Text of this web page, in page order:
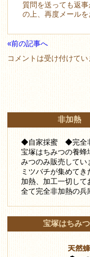
質問を送っても返
の上、再度メールを
«前の記事へ
コメントは受け付けてい
非加
◆自家採蜜 ◆完全
宝塚はちみつの養蜂
みつのみ販売してい
ミツバチが集めてき
加熱、加工一切して
全て完全非加熱の兵
宝塚はちみ